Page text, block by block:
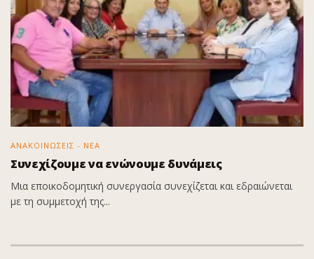
ΑΝΑΚΟΙΝΩΣΕΙΣ - ΝΕΑ
Συνεχίζουμε να ενώνουμε δυνάμεις
Μια εποικοδομητική συνεργασία συνεχίζεται και εδραιώνεται
με τη συμμετοχή της...